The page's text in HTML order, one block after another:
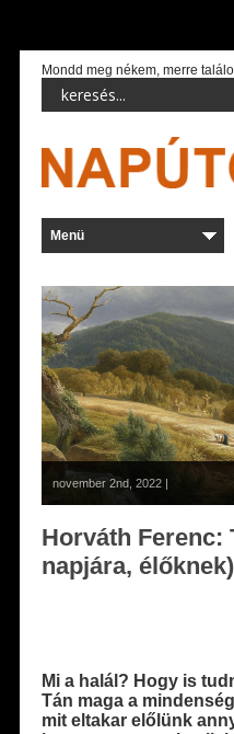
Mondd meg nékem, merre
november 2nd, 2022 |
Horváth Ferenc:
napjára, élőknek)
Mi a halál? Hogy is
Tán maga a
mit eltakar előlünk